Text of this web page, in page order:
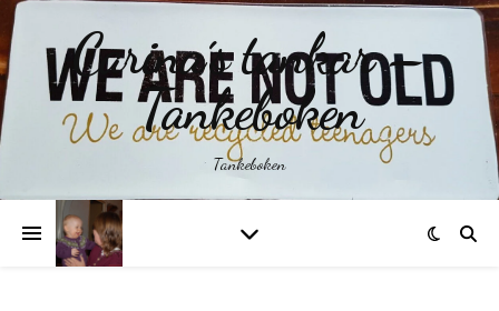
Carina´s tankar –
Tankeboken
Tankeboken